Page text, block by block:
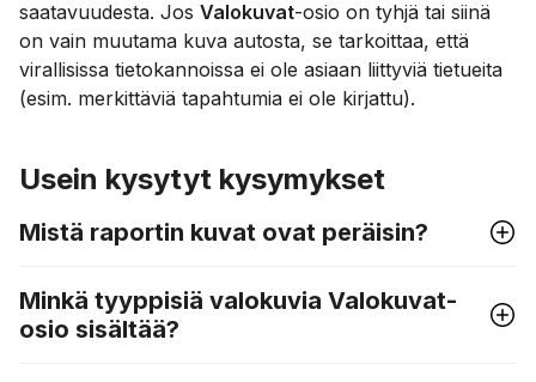
saatavuudesta. Jos Valokuvat-osio on tyhjä tai siinä
on vain muutama kuva autosta, se tarkoittaa, että
virallisissa tietokannoissa ei ole asiaan liittyviä tietueita
(esim. merkittäviä tapahtumia ei ole kirjattu).
Usein kysytyt kysymykset
Mistä raportin kuvat ovat peräisin?
Minkä tyyppisiä valokuvia Valokuvat-
osio sisältää?